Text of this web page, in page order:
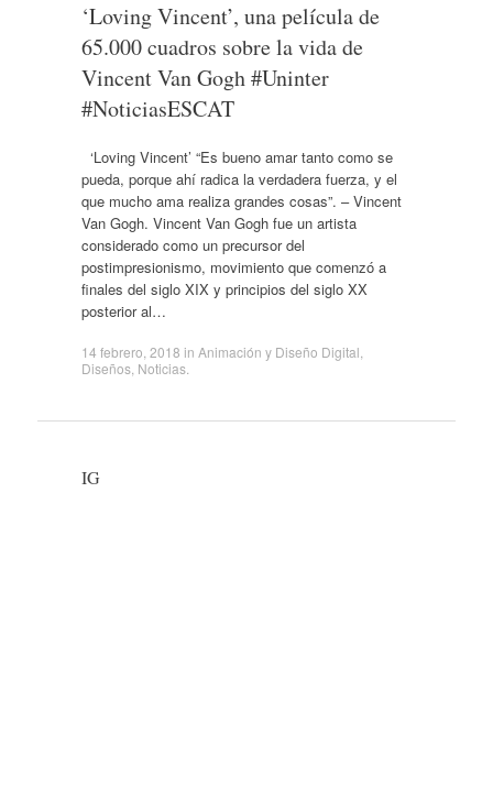
‘Loving Vincent’, una película de
65.000 cuadros sobre la vida de
Vincent Van Gogh #Uninter
#NoticiasESCAT
‘Loving Vincent’ “Es bueno amar tanto como se
pueda, porque ahí radica la verdadera fuerza, y el
que mucho ama realiza grandes cosas”. – Vincent
Van Gogh. Vincent Van Gogh fue un artista
considerado como un precursor del
postimpresionismo, movimiento que comenzó a
finales del siglo XIX y principios del siglo XX
posterior al…
14 febrero, 2018 in Animación y Diseño Digital
Diseños, Noticias.
IG